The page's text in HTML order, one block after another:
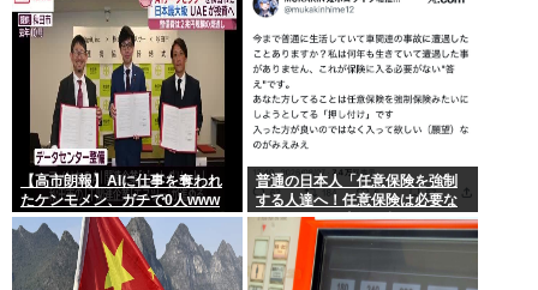
【高市朗報】AIに仕事を奪われ
たケンモメン、ガチで0人www
普通の日本人「任意保険を強制
する人達へ！任意保険は必要な
い。そもそも事故を起こしませ
ん」